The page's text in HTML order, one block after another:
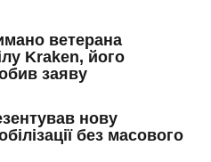
ветерана
Kraken, його
заяву
нову
без масового